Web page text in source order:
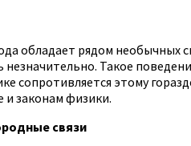
обладает рядом необычных
Такое
сопротивляется этому
и законам физики.
связи